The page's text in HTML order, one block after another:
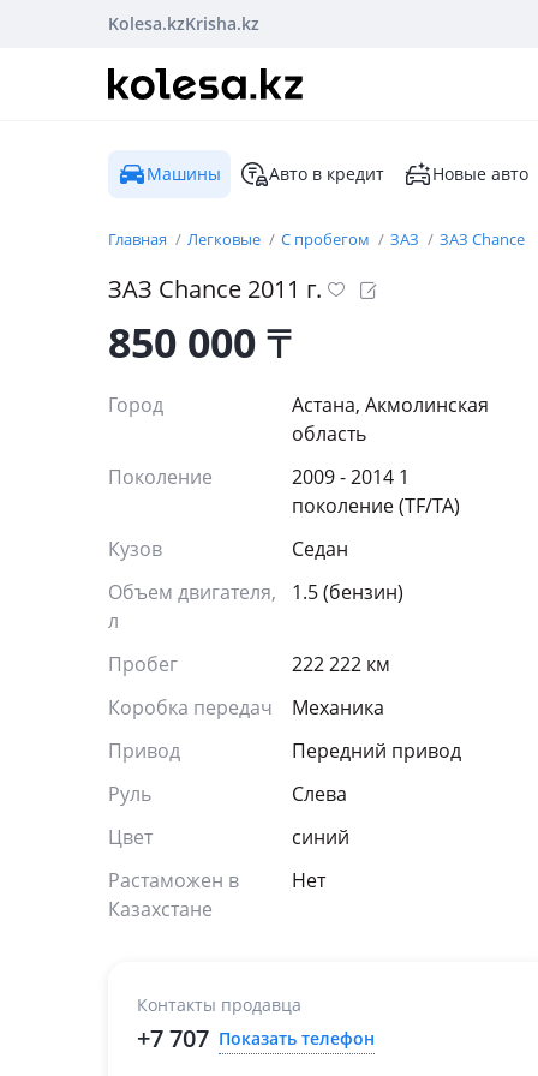
Kolesa.kzKrisha.kz
Машины Авто в кредит Новые авто
Главная Легковые С пробегом ЗАЗ ЗАЗ Chance
ЗАЗ Chance 2011 г.
850 000₸
Город
Астана, Акмолинская
область
Поколение
2009 - 2014 1
поколение (TF/TA)
Кузов
Седан
Объем двигателя,
л
1.5 (бензин)
Пробег
222 222 км
Коробка передач
Механика
Привод
Передний привод
Руль
Слева
Цвет
синий
Растаможен в
Казахстане
Нет
Контакты продавца
+7 707 Показать телефон